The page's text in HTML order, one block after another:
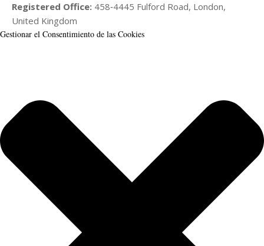
Registered Office: 458‑4445 Fulford Road, London,
United Kingdom
Gestionar el Consentimiento de las Cookies